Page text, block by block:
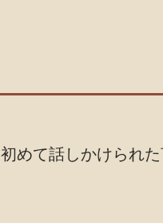
初めて話しかけられ